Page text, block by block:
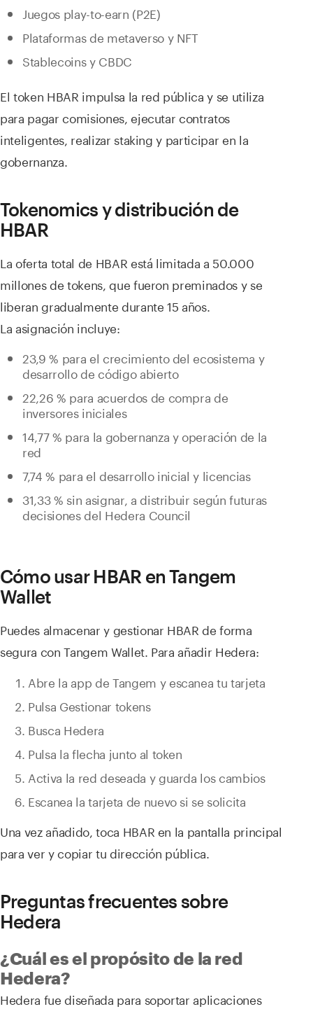
Juegos play-to-earn (P2E)
Plataformas de metaverso y NFT
Stablecoins y CBDC
El token HBAR impulsa la red pública y se utiliza
para pagar comisiones, ejecutar contratos
inteligentes, realizar staking y participar en la
gobernanza.
Tokenomics y distribución de
HBAR
La oferta total de HBAR está limitada a 50.000
millones de tokens, que fueron preminados y se
liberan gradualmente durante 15 años.
La asignación incluye:
23,9 % para el crecimiento del ecosistema y
desarrollo de código abierto
22,26 % para acuerdos de compra de
inversores iniciales
14,77 % para la gobernanza y operación de la
red
7,74 % para el desarrollo inicial y licencias
31,33 % sin asignar, a distribuir según futuras
decisiones del Hedera Council
Cómo usar HBAR en Tangem
Wallet
Puedes almacenar y gestionar HBAR de forma
segura con Tangem Wallet. Para añadir Hedera:
Abre la app de Tangem y escanea tu tarjeta
Pulsa Gestionar tokens
Busca Hedera
Pulsa la flecha junto al token
Activa la red deseada y guarda los cambios
Escanea la tarjeta de nuevo si se solicita
Una vez añadido, toca HBAR en la pantalla principal
para ver y copiar tu dirección pública.
Preguntas frecuentes sobre
Hedera
¿Cuál es el propósito de la red
Hedera?
Hedera fue diseñada para soportar aplicaciones